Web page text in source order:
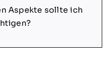
Aspekte sollte ich